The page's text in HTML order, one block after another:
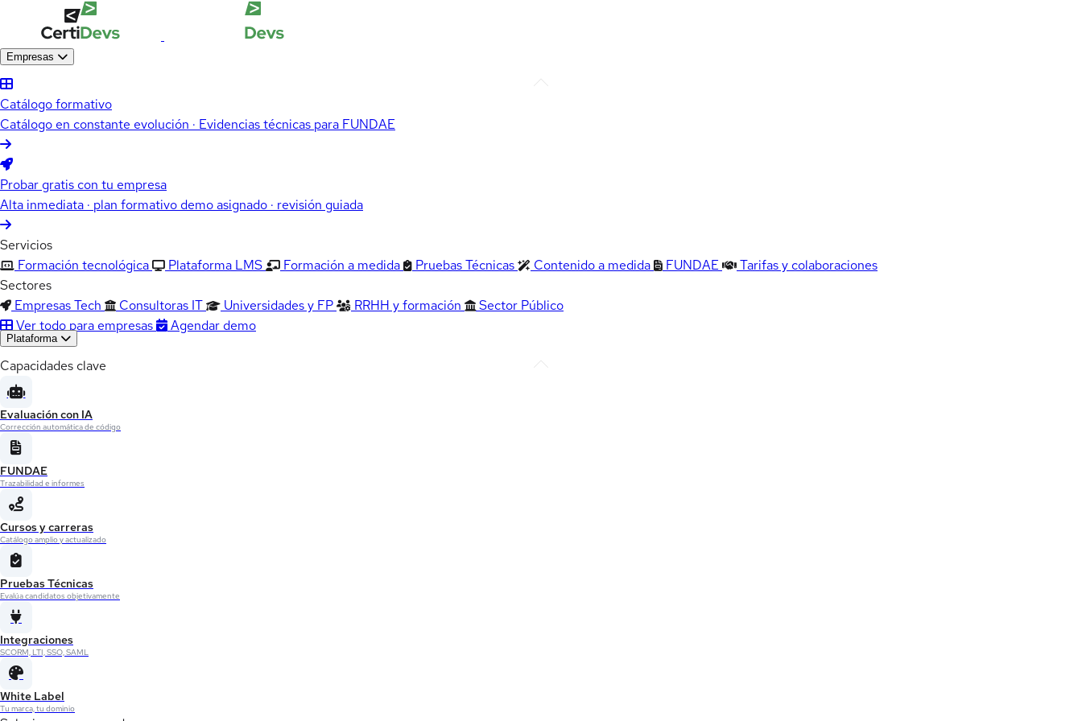
Empresas
Catálogo formativo
Catálogo en constante evolución · Evidencias técnicas para FUNDAE
Probar gratis con tu empresa
Alta inmediata · plan formativo demo asignado · revisión guiada
Servicios
Formación tecnológica
Plataforma LMS Formación a medida Pruebas Técnicas Contenido a medida FUNDAE
Tarifas y colaboraciones
Sectores
Empresas Tech
Consultoras IT Universidades y FP RRHH y formación
Sector Público
Ver todo para empresas
Agendar demo
Plataforma
Capacidades clave
Evaluación con IA
Corrección automática de código
FUNDAE
Trazabilidad e informes
Cursos y carreras
Catálogo amplio y actualizado
Pruebas Técnicas
Evalúa candidatos objetivamente
Integraciones
SCORM, LTI, SSO, SAML
White Label
Tu marca, tu dominio